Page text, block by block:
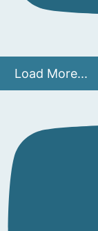
Load More...